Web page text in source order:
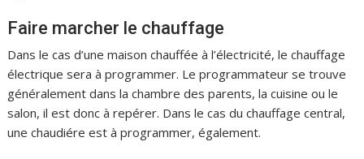
Faire marcher le chauffage
Dans le cas d’une maison chauffée à l’électricité, le chauffage
électrique sera à programmer. Le programmateur se trouve
généralement dans la chambre des parents, la cuisine ou le
salon, il est donc à repérer. Dans le cas du chauffage central,
une chaudiére est à programmer, également.